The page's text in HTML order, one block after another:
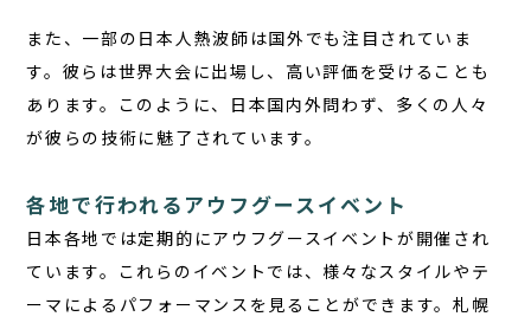
また、一部の日本人熱波師は国外でも注目されていま
す。彼らは世界大会に出場し、高い評価を受けることも
あります。このように、日本国内外問わず、多くの人々
が彼らの技術に魅了されています。
各地で行われるアウフグースイベント
日本各地では定期的にアウフグースイベントが開催され
ています。これらのイベントでは、様々なスタイルやテ
ーマによるパフォーマンスを見ることができます。札幌